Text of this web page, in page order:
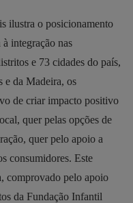
ilustra o posicionamento
integração nas
e 73 cidades do país,
e da Madeira, os
de criar impacto positivo
quer pelas opções de
quer pelo apoio a
consumidores. Este
comprovado pelo apoio
da Fundação Infantil